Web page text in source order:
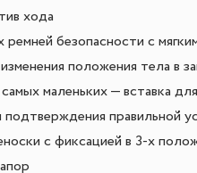
хода
безопасности с
положения тела в
маленьких — вставка
правильной
с фиксацией в 3-х